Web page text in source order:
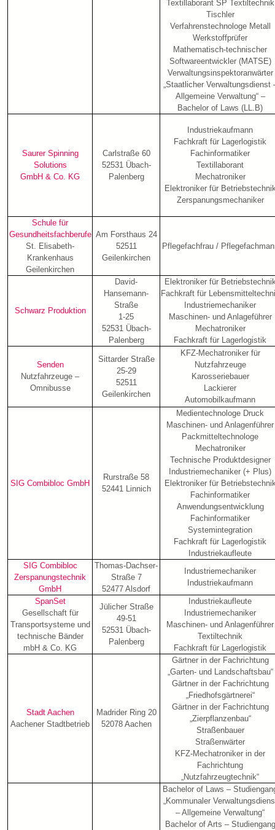
Textillaborant SP Textiltechnik
Tischler
Verfahrenstechnologe Metall
Werkstoffprüfer
Mathematisch-technischer
Softwareentwickler (MATSE)
Verwaltungsinspektoranwärter
„Staatlicher Verwaltungsdienst
Allgemeine Verwaltung“ –
Bachelor of Laws (LL.B)
Saurer Spinning
Solutions
GmbH & Co. KG
Carlstraße 60
52531 Übach-
Palenberg
Industriekaufmann
Fachkraft für Lagerlogistik
Fachinformatiker
Textillaborant
Mechatroniker
Elektroniker für
Zerspanungsmechaniker
Schule für
Gesundheitsfachberufe
St. Elisabeth-
Krankenhaus
Geilenkirchen
Am Forsthaus 24
52511
Geilenkirchen
Pflegefachfrau /
Schwarz Produktion
David-
Hansemann-
Straße
1-25
52531 Übach-
Palenberg
Elektroniker für
Fachkraft für
Industriemechaniker
Maschinen- und Anlageführer
Mechatroniker
Fachkraft für Lagerlogistik
Senden
Nutzfahrzeuge –
Omnibusse
Sittarder Straße
25-29
52511
Geilenkirchen
KFZ-Mechatroniker für
Nutzfahrzeuge
Karosseriebauer
Lackierer
Automobilkaufmann
SIG Combibloc GmbH
Rurstraße 58
52441 Linnich
Medientechnologe Druck
Maschinen- und Anlagenführer
Packmitteltechnologe
Mechatroniker
Technische Produktdesigner
Industriemechaniker (+ Plus)
Elektroniker für
Fachinformatiker
Anwendungsentwicklung
Fachinformatiker
Systemintegration
Fachkraft für Lagerlogistik
Industriekaufleute
SIG Combibloc
Zerspanungstechnik
GmbH
Thomas-Dachser-
Straße 7
52477 Alsdorf
Industriemechaniker
Industriekaufmann
SpanSet
Gesellschaft für
Transportsysteme und
technische Bänder
mbH & Co. KG
Jülicher Straße
49-51
52531 Übach-
Palenberg
Industriekaufleute
Industriemechaniker
Maschinen- und Anlagenführer
Textiltechnik
Fachkraft für Lagerlogistik
Stadt Aachen
Aachener Stadtbetrieb
Madrider Ring 20
52078 Aachen
Gärtner in der Fachrichtung
„Garten- und Landschaftsbau“
Gärtner in der Fachrichtung
„Friedhofsgärtnerei“
Gärtner in der Fachrichtung
„Zierpflanzenbau“
Straßenbauer
Straßenwärter
KFZ-Mechatroniker in der
Fachrichtung
„Nutzfahrzeugtechnik“
Bachelor of Laws –
„Kommunaler
– Allgemeine Verwaltung“
Bachelor of Arts – Studiengang